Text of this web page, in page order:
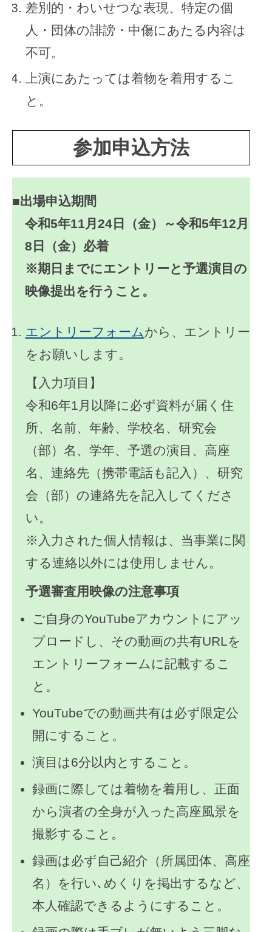
差別的・わいせつな表現、特定の個
人・団体の誹謗・中傷にあたる内容は
不可。
上演にあたっては着物を着用するこ
と。
参加申込方法
■出場申込期間
令和5年11月24日（金）～令和5年12月
8日（金）必着
※期日までにエントリーと予選演目の
映像提出を行うこと。
エントリーフォームから、エントリー
をお願いします。
【入力項目】
令和6年1月以降に必ず資料が届く住
所、名前、年齢、学校名、研究会
（部）名、学年、予選の演目、高座
名、連絡先（携帯電話も記入）、研究
会（部）の連絡先を記入してくださ
い。
※入力された個人情報は、当事業に関
する連絡以外には使用しません。
予選審査用映像の注意事項
ご自身のYouTubeアカウントにアッ
プロードし、その動画の共有URLを
エントリーフォームに記載するこ
と。
YouTubeでの動画共有は必ず限定公
開にすること。
演目は6分以内とすること。
録画に際しては着物を着用し、正面
から演者の全身が入った高座風景を
撮影すること。
録画は必ず自己紹介（所属団体、高座
名）を行い､めくりを掲出するなど、
本人確認できるようにすること。